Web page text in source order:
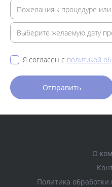
Я согласен с политикой
О
Политика